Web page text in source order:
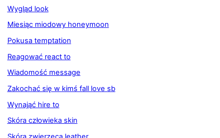
Wygląd look
Miesiąc miodowy honeymoon
Pokusa temptation
Reagować react to
Wiadomość message
Zakochać się w kimś fall love sb
Wynająć hire to
Skóra człowieka skin